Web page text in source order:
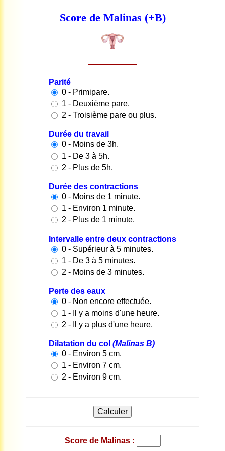
Score de Malinas (+B)
Parité
0 - Primipare.
1 - Deuxième pare.
2 - Troisième pare ou plus.
Durée du travail
0 - Moins de 3h.
1 - De 3 à 5h.
2 - Plus de 5h.
Durée des contractions
0 - Moins de 1 minute.
1 - Environ 1 minute.
2 - Plus de 1 minute.
Intervalle entre deux contractions
0 - Supérieur à 5 minutes.
1 - De 3 à 5 minutes.
2 - Moins de 3 minutes.
Perte des eaux
0 - Non encore effectuée.
1 - Il y a moins d'une heure.
2 - Il y a plus d'une heure.
Dilatation du col (Malinas B)
0 - Environ 5 cm.
1 - Environ 7 cm.
2 - Environ 9 cm.
Score de Malinas :